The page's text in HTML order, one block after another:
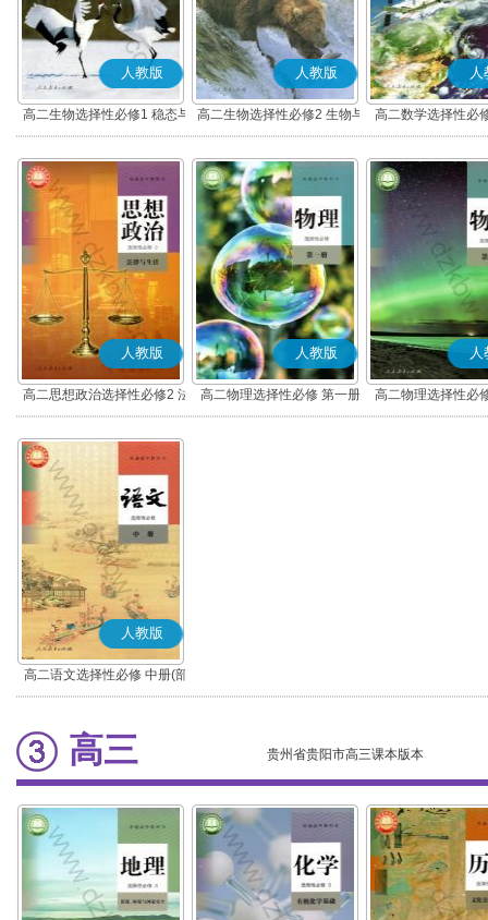
人教版
高二生物选择性必修1 稳态与
调节
人教版
高二生物选择性必修2 生物与
环境
人
高二数学选择性必
(A版)
人教版
高二思想政治选择性必修2 法
律与生活(部编版)
人教版
高二物理选择性必修 第一册
人
高二物理选择性必
人教版
高二语文选择性必修 中册(部
编版)
高三 贵州省贵阳市高三课本版本